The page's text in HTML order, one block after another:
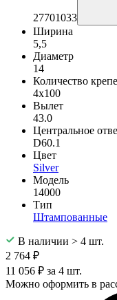
27701033
Ширина
5,5
Диаметр
14
Количество
4x100
Вылет
43.0
Центральное
D60.1
Цвет
Silver
Модель
14000
Тип
Штампованные
В наличии > 4 шт.
2 764 ₽
11 056 ₽ за 4 шт.
Можно оформить в